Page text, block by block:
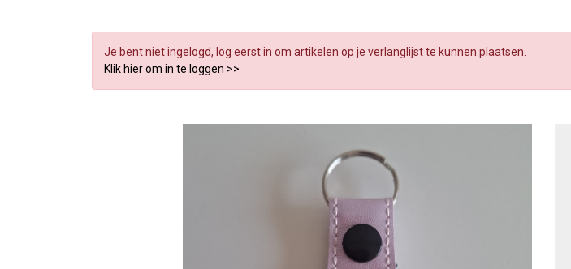
Je bent niet ingelogd, log eerst in om artikelen op je verlanglijst te kunnen plaatsen.
Klik hier om in te loggen >>